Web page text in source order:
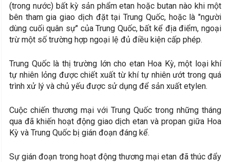
(trong nước) bất kỳ sản phẩm etan hoặc butan nào khi một
bên tham gia giao dịch đặt tại Trung Quốc, hoặc là "người
dùng cuối quân sự" của Trung Quốc, bất kể địa điểm, ngoại
trừ một số trường hợp ngoại lệ đủ điều kiện cấp phép.
Trung Quốc là thị trường lớn cho etan Hoa Kỳ, một loại khí
tự nhiên lỏng được chiết xuất từ khí tự nhiên ướt trong quá
trình xử lý và chủ yếu được sử dụng để sản xuất etylen.
Cuộc chiến thương mại với Trung Quốc trong những tháng
qua đã khiến hoạt động giao dịch etan và propan giữa Hoa
Kỳ và Trung Quốc bị gián đoạn đáng kể.
Sự gián đoạn trong hoạt động thương mại etan đã thúc đẩy